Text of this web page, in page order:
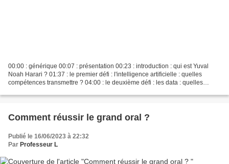
00:00 : générique 00:07 : présentation 00:23 : introduction : qui est Yuval
Noah Harari ? 01:37 : le premier défi : l'intelligence artificielle : quelles
compétences transmettre ? 04:00 : le deuxième défi : les data : quelles
Comment réussir le grand oral ?
Publié le 16/06/2023 à 22:32
Par Professeur L